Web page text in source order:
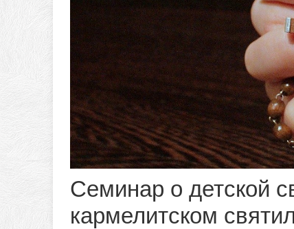
Семинар о детской
кармелитском